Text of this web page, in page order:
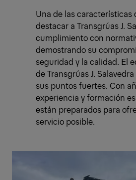
Una de las características
destacar a Transgrúas J.
cumplimiento con
demostrando su
seguridad y la calidad. El
de Transgrúas J.
sus puntos fuertes. Con
experiencia y formación
están preparados para
servicio posible.